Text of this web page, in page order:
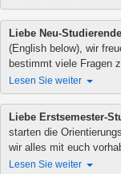
Liebe Neu-
(English below), wir
bestimmt viele Fragen
Lesen Sie weiter
Liebe Erstsemester-
starten die
wir alles mit euch
Lesen Sie weiter